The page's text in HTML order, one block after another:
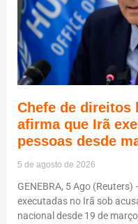
Chefe de direitos
afirma que Irã
pessoas desde
5 de agosto de 2026
GENEBRA, 5 Ago
executadas no Irã sob
nacional desde 19 de